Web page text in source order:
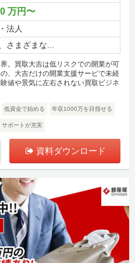
万円〜
法人
さまざまな...
。買取大吉は低リスクでの開業が可
、大吉だけの開業支援サービで未経
値や景気に左右されない買取ビジネ
低資金で始める 年収1000万を目指せる
サポートが充実
資料ダウンロード